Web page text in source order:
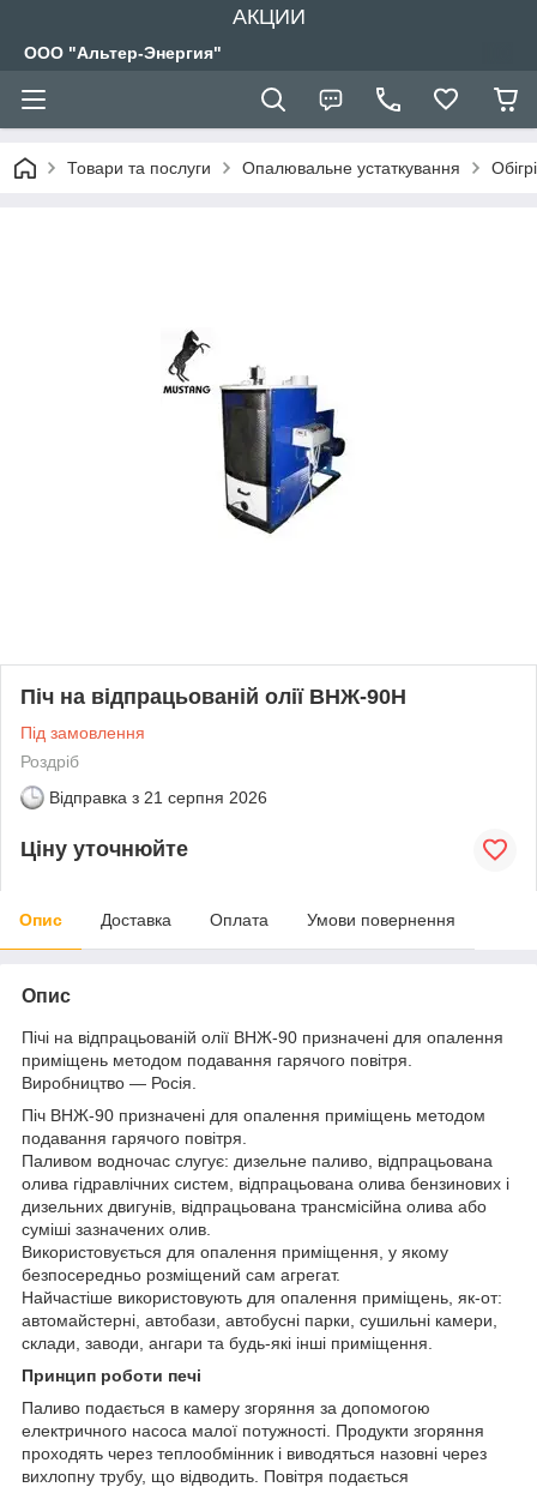
АКЦИИ
ООО "Альтер-Энергия"
Товари та послуги Опалювальне устаткування
Піч на відпрацьованій олії ВНЖ-90Н
Під замовлення
Роздріб
Відправка з 21 серпня 2026
Ціну уточнюйте
Опис Доставка Оплата Умови повернення
Опис
Пічі на відпрацьованій олії ВНЖ-90 призначені для опалення
приміщень методом подавання гарячого повітря.
Виробництво — Росія.
Піч ВНЖ-90 призначені для опалення приміщень методом
подавання гарячого повітря.
Паливом водночас слугує: дизельне паливо, відпрацьована
олива гідравлічних систем, відпрацьована олива бензинових і
дизельних двигунів, відпрацьована трансмісійна олива або
суміші зазначених олив.
Використовується для опалення приміщення, у якому
безпосередньо розміщений сам агрегат.
Найчастіше використовують для опалення приміщень, як-от:
автомайстерні, автобази, автобусні парки, сушильні камери,
склади, заводи, ангари та будь-які інші приміщення.
Принцип роботи печі
Паливо подається в камеру згоряння за допомогою
електричного насоса малої потужності. Продукти згоряння
проходять через теплообмінник і виводяться назовні через
вихлопну трубу, що відводить. Повітря подається